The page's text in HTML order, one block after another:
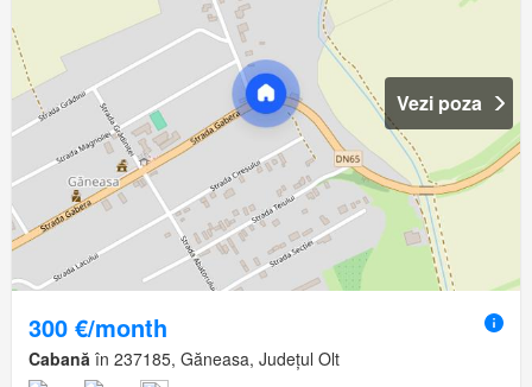
Vezi poza
300 €/month
Cabană în 237185, Găneasa, Județul Olt